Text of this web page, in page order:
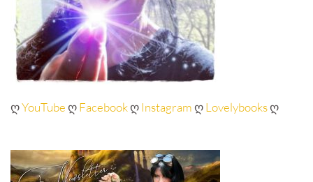
ღYouTubeღFacebookღ InstagramღLovelybooksღ